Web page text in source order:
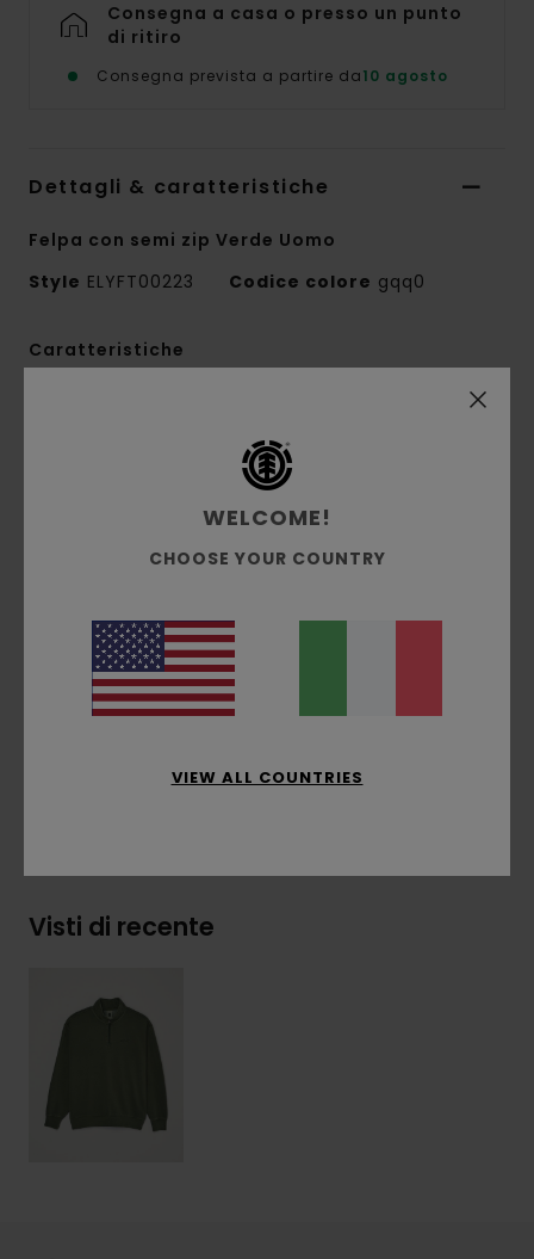
Consegna a casa o presso un punto
di ritiro
Consegna prevista a partire da10 agosto
Dettagli & caratteristiche
Felpa con semi zip Verde Uomo
Style ELYFT00223 Codice colore gqq0
Caratteristiche
50% cotone riciclato, 30% cotone,
20% poliestere riciclato tessuto felpato
spazzolato [350 g/m2]
Interno spazzolato
Collo con zip 1/4
Ricamo logo sul petto
Etichetta a bandierina sul lato
Composizione[Tessuto principale] 50% cotone
Visti di recente
WELCOME!
CHOOSE YOUR COUNTRY
VIEW ALL COUNTRIES